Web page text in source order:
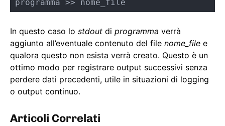
programma >> nome_file
In questo caso lo stdout di programma verrà
aggiunto all’eventuale contenuto del file nome_file e
qualora questo non esista verrà creato. Questo è un
ottimo modo per registrare output successivi senza
perdere dati precedenti, utile in situazioni di logging
o output continuo.
Articoli Correlati